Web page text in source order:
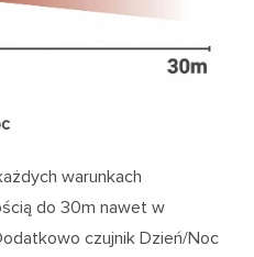
warunkach
do 30m nawet w
czujnik Dzień/Noc